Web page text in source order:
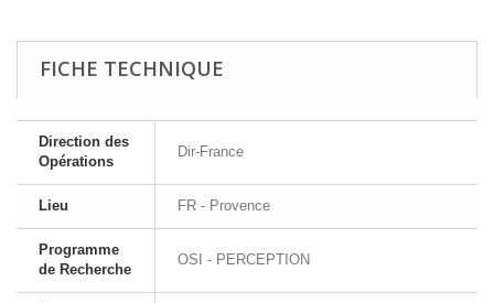
FICHE TECHNIQUE
Direction des
Opérations
Dir-France
Lieu FR - Provence
Programme
de Recherche
OSI - PERCEPTION